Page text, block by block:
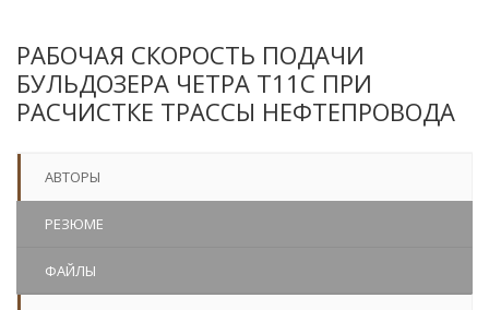
РАБОЧАЯ СКОРОСТЬ ПОДАЧИ
БУЛЬДОЗЕРА ЧЕТРА Т11С ПРИ
РАСЧИСТКЕ ТРАССЫ НЕФТЕПРОВОДА
АВТОРЫ
РЕЗЮМЕ
ФАЙЛЫ